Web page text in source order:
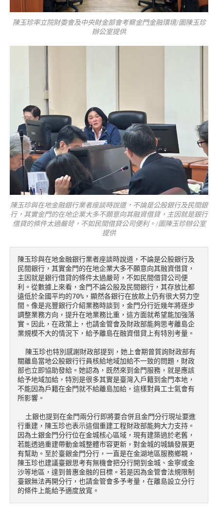
陳玉珍率立院財委會及中央財金部會考察金門金融環境/圖陳玉珍
辦公室提供
陳玉珍與在地金融銀行業者座談時說道，不論是公股銀行及民間銀
行，其實金門的在地企業大多不願意向其融資借貸，主因就是銀行
借貸的條件太過嚴苛，不如民間借貸公司便利。/圖陳玉珍辦公室
提供
陳玉珍與在地金融銀行業者座談時說道，不論是公股銀行及
民間銀行，其實金門的在地企業大多不願意向其融資借貸，
主因就是銀行借貸的條件太過嚴苛，不如民間借貸公司便
利。從數據上來看，金門不論公股及民間銀行，其存放比都
遠低於全國平均的70%，顯然各銀行在放款上仍有很大努力空
間。像是兆豐銀行介紹業務時談到，金門分行近幾年將逐步
調整業務方向，提升在地業務比重，這方面就希望能加強落
實。因此，在政策上，也請金管會及財政部能夠思考離島企
業規模不大的情況下，給予離島在融資借貸上有特別考量。
關離島當地公股銀行行員核給地域加給不一致的問題，財政
部也立即協助發給。她認為，既然來到金門服務，就是應該
給予地域加給，特別是很多其實是臺灣入戶籍到金門本地，
不能因為戶籍在金門就不給離島加給，這樣對員工士氣會有
所影響。
行重建，陳玉珍也表示這個重建工程財政部能夠大力支持。
因為土銀金門分行位在金城核心區域，現有建築過於老舊，
若能透過重建帶動金城整體市容更新，對金城的城鎮發展更
有幫助。至於臺銀金門分行，一直是在金湖地區服務鄉親，
陳玉珍也建議臺銀思考有無機會把分行開到金城、金寧或金
沙等地區，達到普惠金融的目標。若是因為金管會法規限制
臺銀無法再開分行，也請金管會多予考量，在離島設立分行
的條件上能給予適度放寬。